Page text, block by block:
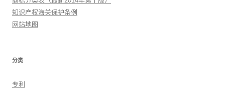
知识产权海关保护条例
网站地图
分类
专利